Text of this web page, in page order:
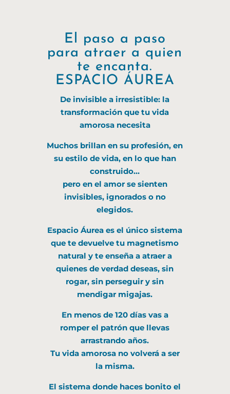
El paso a paso
para atraer a quien
te encanta.
ESPACIO ÁUREA
De invisible a irresistible: la
transformación que tu vida
amorosa necesita
Muchos brillan en su profesión, en
su estilo de vida, en lo que han
construido…
pero en el amor se sienten
invisibles, ignorados o no
elegidos.
Espacio Áurea es el único sistema
que te devuelve tu magnetismo
natural y te enseña a atraer a
quienes de verdad deseas, sin
rogar, sin perseguir y sin
mendigar migajas.
En menos de 120 días vas a
romper el patrón que llevas
arrastrando años.
Tu vida amorosa no volverá a ser
la misma.
El sistema donde haces bonito el